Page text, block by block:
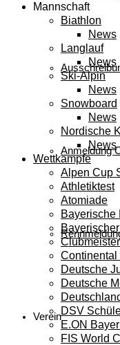
Anmeldung
Verein
Mannschaft
Biathlon
News
Langlauf
News
Ski-Alpin
News
Snowboard
News
Nordische
News
Wettkämpfe
Alpen Cup
Athletiktest
Atomiade
Bayerische
Continental
Deutsche
Deutsche
DSV
E.ON
FIS World